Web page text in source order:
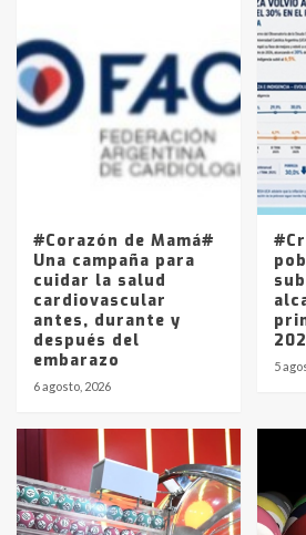
4
Accidente en Ruta
joven de Trenque
Los precios de los
La Pampa, desde
entre 857 a 1338
#Corazón de Mamá#
Una campaña para
cuidar la salud
cardiovascular
antes, durante y
después del
embarazo
6 agosto, 2026
5